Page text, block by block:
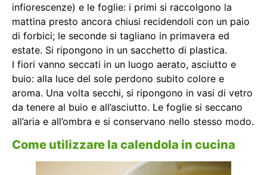
infiorescenze) e le foglie: i primi si raccolgono la
mattina presto ancora chiusi recidendoli con un paio
di forbici; le seconde si tagliano in primavera ed
estate. Si ripongono in un sacchetto di plastica.
I fiori vanno seccati in un luogo aerato, asciutto e
buio: alla luce del sole perdono subito colore e
aroma. Una volta secchi, si ripongono in vasi di vetro
da tenere al buio e all’asciutto. Le foglie si seccano
all’aria e all’ombra e si conservano nello stesso modo.
Come utilizzare la calendola in cucina